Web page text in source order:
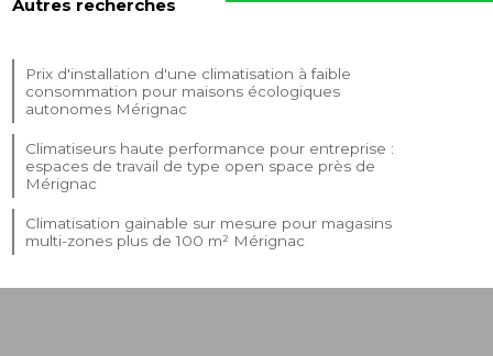
Autres recherches
Prix d'installation d'une climatisation à faible
consommation pour maisons écologiques
autonomes Mérignac
Climatiseurs haute performance pour entreprise :
espaces de travail de type open space près de
Mérignac
Climatisation gainable sur mesure pour magasins
multi-zones plus de 100 m² Mérignac